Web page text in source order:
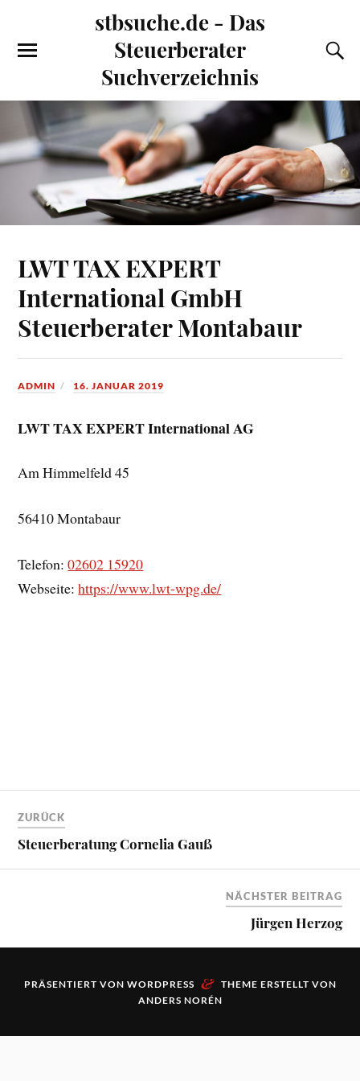
stbsuche.de - Das
Steuerberater
Suchverzeichnis
LWT TAX EXPERT
International GmbH
Steuerberater Montabaur
ADMIN 16. JANUAR 2019
LWT TAX EXPERT International AG
Am Himmelfeld 45
56410Montabaur
Telefon:02602 15920
Webseite:https://www.lwt-wpg.de/
ZURÜCK
Steuerberatung Cornelia Gauß
NÄCHSTER BEITRAG
Jürgen Herzog
PRÄSENTIERT VON WORDPRESS & THEME ERSTELLT VON
ANDERS NORÉN